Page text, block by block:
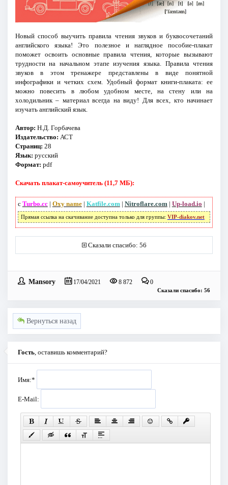
Новый способ выучить правила чтения звуков и буквосочетаний
английского языка! Это полезное и наглядное пособие-плакат
поможет освоить основные правила чтения, которые вызывают
трудности на начальном этапе изучения языка. Правила чтения
звуков в этом тренажере представлены в виде понятной
инфографики и четких схем. Удобный формат книги-плаката: ее
можно повесить в любом удобном месте, на стену или на
холодильник – материал всегда на виду! Для всех, кто начинает
изучать английский язык.
Автор: Н.Д. Горбачева
Издательство: АСТ
Страниц: 28
Язык: русский
Формат: pdf
Скачать плакат-самоучитель (11,7 МБ):
с Turbo.cc| Oxy name| Katfile.com | Nitroflare.com | Up-load.io |
Прямая ссылка на скачивание доступна только для группы: VIP-diakov.net
Сказали спасибо: 56
Mansory 17/04/2021 8 872 0
Сказали спасибо: 56
Вернуться назад
Гость , оставишь комментарий?
Имя:*
E-Mail: